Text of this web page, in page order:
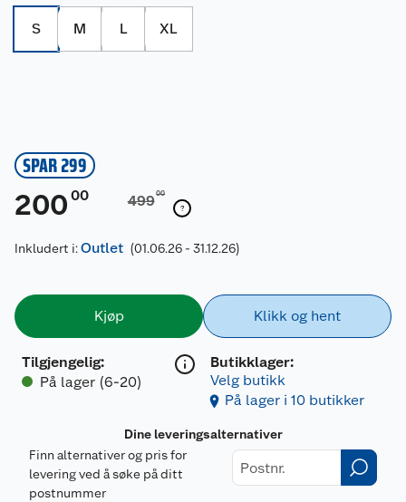
S M L XL
SPAR 299
200 00 49900
Inkludert i:Outlet (01.06.26 - 31.12.26)
Kjøp
Tilgjengelig:
På lager (6-20)
Klikk og hent
Butikklager:
Velg butikk
På lager i 10 butikker
Dine leveringsalternativer
Finn alternativer og pris for
levering ved å søke på ditt
postnummer